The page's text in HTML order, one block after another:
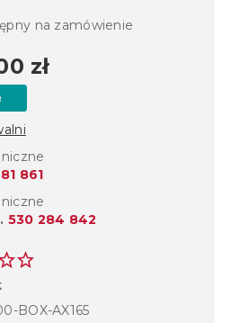
na zamówienie
zł
861
530 284 842
BOX-AX165